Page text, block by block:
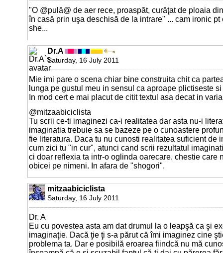
"O @pulă@ de aer rece, proaspăt, curăţat de ploaia
în casă prin uşa deschisă de la intrare" ... cam ironic pt
she...
Dr.A
Saturday, 16 July 2011
Mie imi pare o scena chiar bine construita chit ca
lunga pe gustul meu in sensul ca aproape plictiseste
In mod cert e mai placut de citit textul asa decat in
@mitzaabiciclista
Tu scrii ce-ti imaginezi ca-i realitatea dar asta nu-i
imaginatia trebuie sa se bazeze pe o cunoastere
fie literatura. Daca tu nu cunosti realitatea suficient de
cum zici tu "in cur", atunci cand scrii rezultatul
ci doar reflexia ta intr-o oglinda oarecare. chestie care
obicei pe nimeni. In afara de "shogori".
mitzaabiciclista
Saturday, 16 July 2011
Dr. A
Eu cu povestea asta am dat drumul la o leapşă ca şi
imaginaţie. Dacă ţie ţi s-a părut că îmi imaginez cine
problema ta. Dar e posibilă eroarea fiindcă nu mă